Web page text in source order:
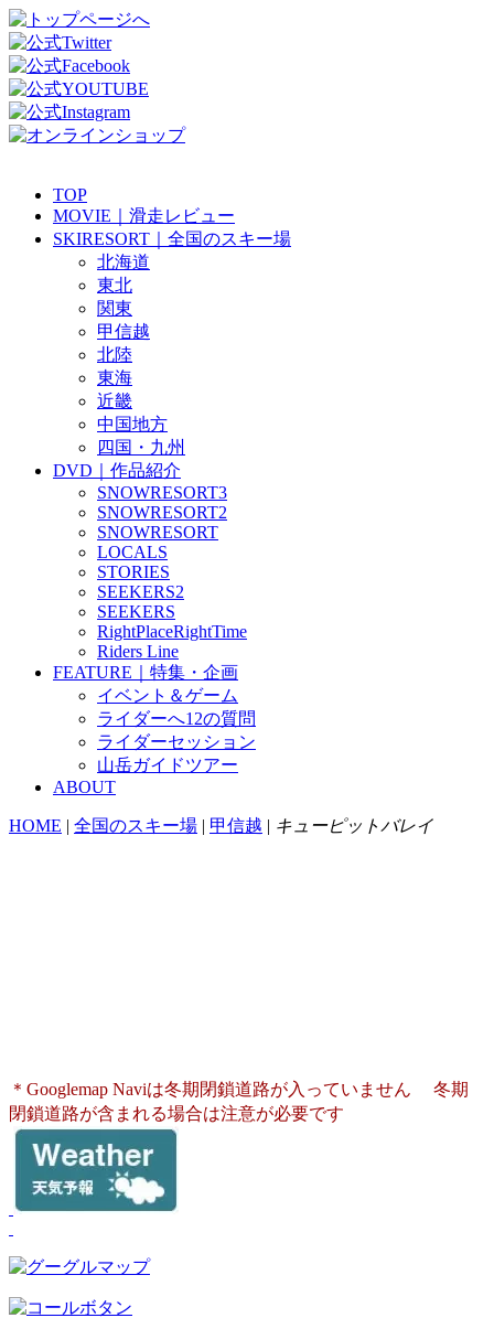
TOP
MOVIE｜滑走レビュー
SKIRESORT｜全国のスキー場
北海道
東北
関東
甲信越
北陸
東海
近畿
中国地方
四国・九州
DVD｜作品紹介
SNOWRESORT3
SNOWRESORT2
SNOWRESORT
LOCALS
STORIES
SEEKERS2
SEEKERS
RightPlaceRightTime
Riders Line
FEATURE｜特集・企画
イベント＆ゲーム
ライダーへ12の質問
ライダーセッション
山岳ガイドツアー
ABOUT
HOME | 全国のスキー場 | 甲信越 | キューピットバレイ
＊Googlemap Naviは冬期閉鎖道路が入っていません
冬期
閉鎖道路が含まれる場合は注意が必要です